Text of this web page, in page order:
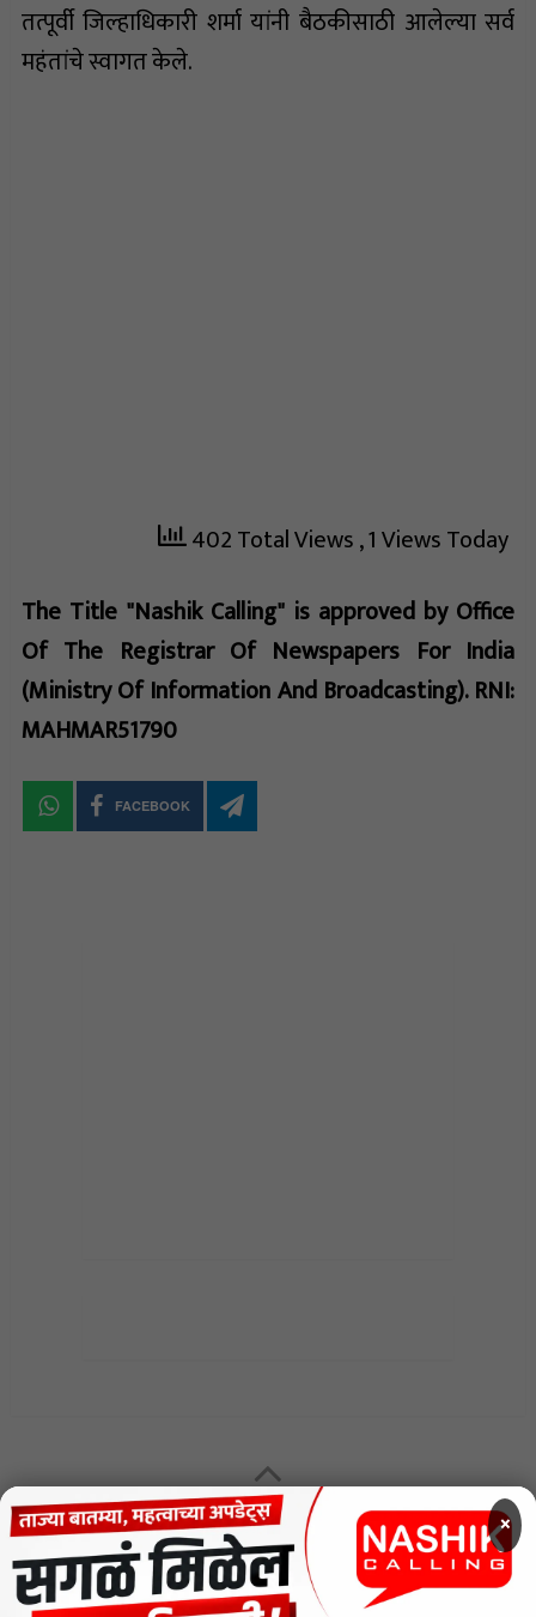
तत्पूर्वी जिल्हाधिकारी शर्मा यांनी बैठकीसाठी आलेल्या सर्व
महंतांचे स्वागत केले.
402 Total Views, 1 Views Today
The Title "Nashik Calling" is approved by Office
Of The Registrar Of Newspapers For India
(Ministry Of Information And Broadcasting). RNI:
MAHMAR51790
FACEBOOK
MENU
CODE OF ETHICS FOR DIGITAL NEWS WEBSITES
×